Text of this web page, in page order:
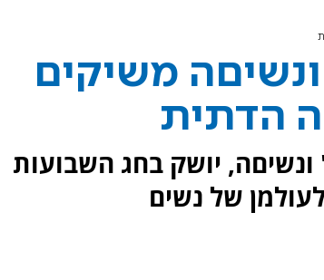
משיקים
הדתית
יושק בחג השבועות
של נשים